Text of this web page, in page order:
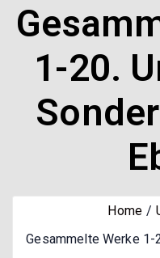
1-20.
Home
Gesammelte Werke